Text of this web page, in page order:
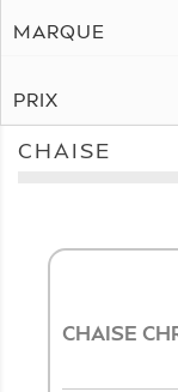
MARQUE
PRIX
CHAISE
CHAISE